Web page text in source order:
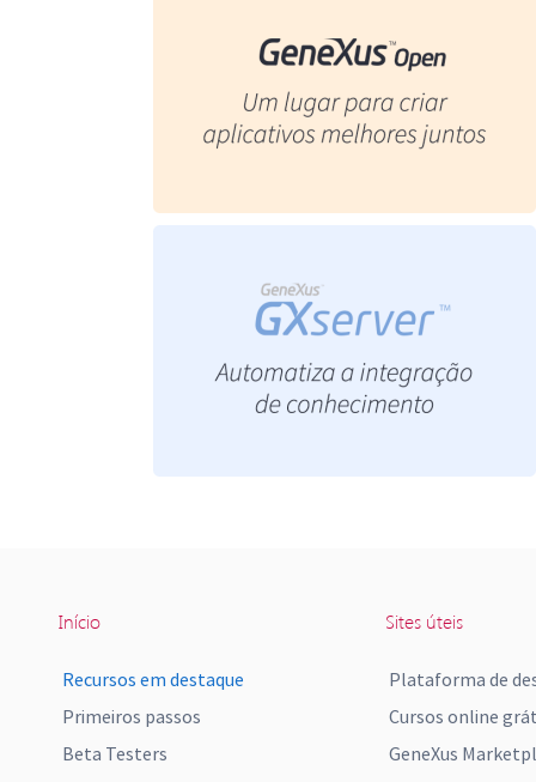
Início
Recursos em destaque
Primeiros passos
Beta Testers
Sites úteis
Plataforma de
Cursos online
GeneXus